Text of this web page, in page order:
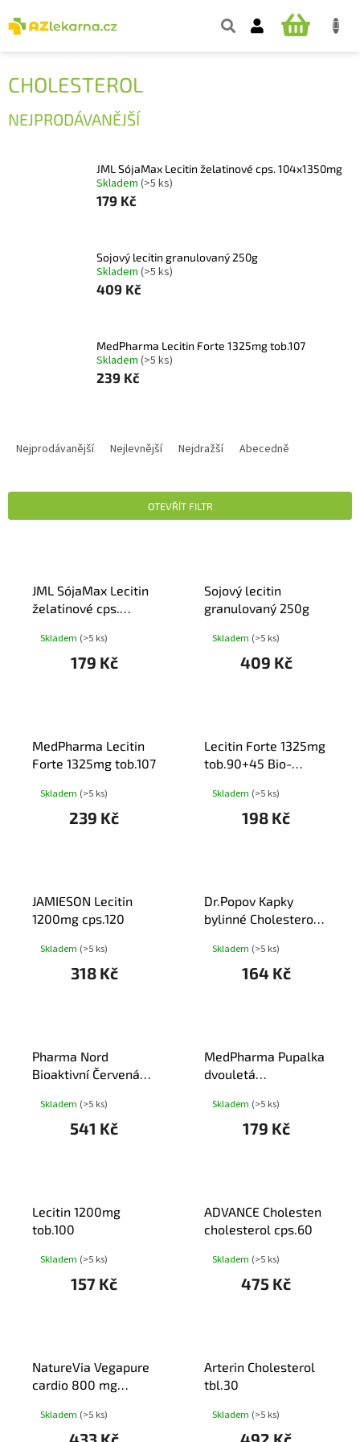
na
obsah
NÁKUPNÍ
CHOLESTEROL
NEJPRODÁVANĚJŠÍ
JML SójaMax Lecitin želatinové cps. 104x1350mg
Skladem (>5 ks)
179 Kč
Sojový lecitin granulovaný 250g
Skladem (>5 ks)
409 Kč
MedPharma Lecitin Forte 1325mg tob.107
Skladem (>5 ks)
239 Kč
A
Í
Nejprodávanější Nejlevnější Nejdražší Abecedně
OTEVŘÍT FILTR
JML SójaMax Lecitin
želatinové cps.
Skladem (>5 ks)
179 Kč
Sojový lecitin
granulovaný 250g
Skladem (>5 ks)
409 Kč
MedPharma Lecitin
Forte 1325mg tob.107
Skladem (>5 ks)
239 Kč
Lecitin Forte 1325mg
tob.90+45 Bio-
Skladem (>5 ks)
198 Kč
JAMIESON Lecitin
1200mg cps.120
Skladem (>5 ks)
318 Kč
Dr.Popov Kapky
bylinné Cholesterol
Skladem (>5 ks)
164 Kč
Pharma Nord
Bioaktivní Červená
Skladem (>5 ks)
541 Kč
MedPharma Pupalka
dvouletá
Skladem (>5 ks)
179 Kč
Lecitin 1200mg
tob.100
Skladem (>5 ks)
157 Kč
ADVANCE Cholesten
cholesterol cps.60
Skladem (>5 ks)
475 Kč
NatureVia Vegapure
cardio 800 mg
Skladem (>5 ks)
Arterin Cholesterol
tbl.30
Skladem (>5 ks)